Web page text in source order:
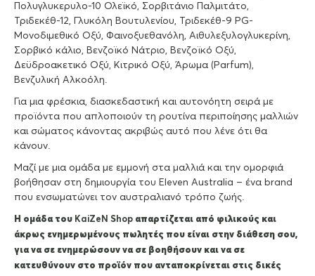
Πολυγλυκερυλο-10 Ολεϊκό, Σορβιτάνιο Παλμιτάτο,
Τριδεκέθ-12, Γλυκόλη Βουτυλενίου, Τριδεκέθ-9 PG-
Μονοδιμεθικό Οξύ, Φαινοξυεθανόλη, Αιθυλεξυλογλυκερίνη,
Σορβικό κάλιο, Βενζοϊκό Νάτριο, Βενζοϊκό Οξύ,
Δεϋδροακετικό Οξύ, Κιτρικό Οξύ, Άρωμα (Parfum),
Βενζυλική Αλκοόλη.
Για μια φρέσκια, διασκεδαστική και αυτονόητη σειρά με
προϊόντα που απλοποιούν τη ρουτίνα περιποίησης μαλλιών
και σώματος κάνοντας ακριβώς αυτό που λένε ότι θα
κάνουν.
Μαζί με μια ομάδα με εμμονή στα μαλλιά και την ομορφιά
βοήθησαν στη δημιουργία του Eleven Australia – ένα brand
που ενσωματώνει τον αυστραλιανό τρόπο ζωής.
Η ομάδα του KaiZeΝ Shop απαρτίζεται από φιλικούς και
άκρως ενημερωμένους πωλητές που είναι στην διάθεση σου,
για να σε ενημερώσουν να σε βοηθήσουν και να σε
κατευθύνουν στο προϊόν που ανταποκρίνεται στις δικές